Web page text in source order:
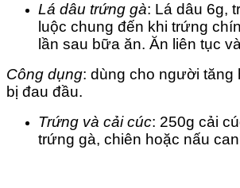
Lá dâu trứng gà: Lá dâu 6g,
luộc chung đến khi trứng
lần sau bữa ăn. Ăn liên tục
Công dụng: dùng cho người tăng
bị đau đầu.
Trứng và cải cúc: 250g cải
trứng gà, chiên hoặc nấu